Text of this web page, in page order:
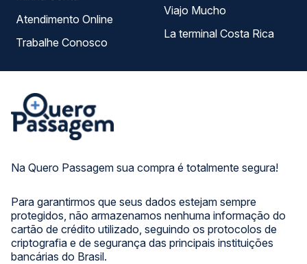
Na Quero Passagem sua compra é totalmente segura!
Para garantirmos que seus dados estejam sempre
protegidos, não armazenamos nenhuma informação do
cartão de crédito utilizado, seguindo os protocolos de
criptografia e de segurança das principais instituições
bancárias do Brasil.
Atendimento Online
Trabalhe Conosco
Viajo Mucho
La terminal Costa Rica